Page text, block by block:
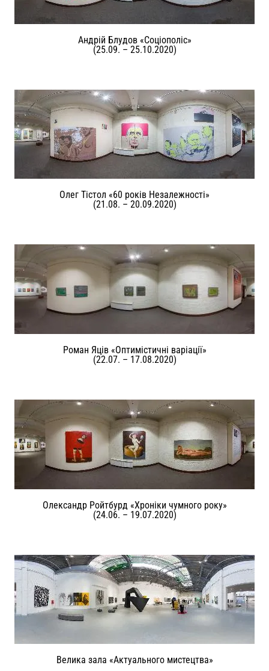
Андрій Блудов «Соціополіс»
(25.09. – 25.10.2020)
Олег Тістол «60 років Незалежності»
(21.08. – 20.09.2020)
Роман Яців «Оптимістичні варіації»
(22.07. – 17.08.2020)
Олександр Ройтбурд «Хроніки чумного року»
(24.06. – 19.07.2020)
Велика зала «Актуального мистецтва»